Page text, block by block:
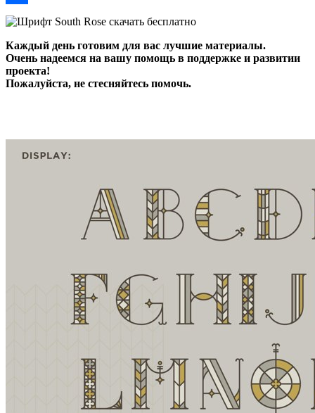
Отправить
Каждый день готовим для вас лучшие материалы.
Очень надеемся на вашу помощь в поддержке и развитии
проекта!
Пожалуйста, не стесняйтесь помочь.